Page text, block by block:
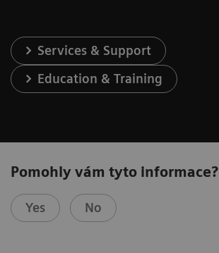
Services & Support
Education & Training
Pomohly vám tyto informace?
Yes No